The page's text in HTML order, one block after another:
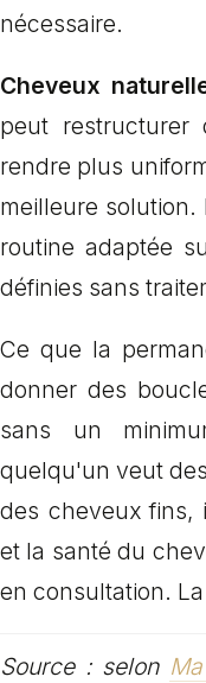
nécessaire.
Cheveux
peut restructurer
rendre plus
meilleure
routine adaptée
définies sans
Ce que la
donner des
sans un
quelqu'un veut
des cheveux fins,
et la santé du
en consultation.
Source : selon